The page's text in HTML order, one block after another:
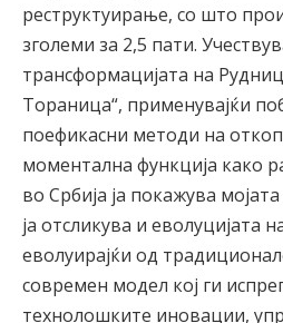
реструктуирање, со што
зголеми за 2,5 пати.
трансформацијата на
Тораница“, применувајќи
поефикасни методи на
моментална функција како
во Србија ја покажува
ја отсликува и еволуцијата
еволуирајќи од
современ модел кој ги
технолошките иновации,